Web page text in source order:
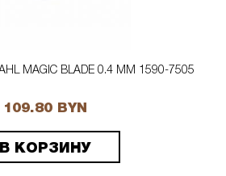
MAGIC BLADE 0.4 ММ 1590-7505
109.80 BYN
В КОРЗИНУ